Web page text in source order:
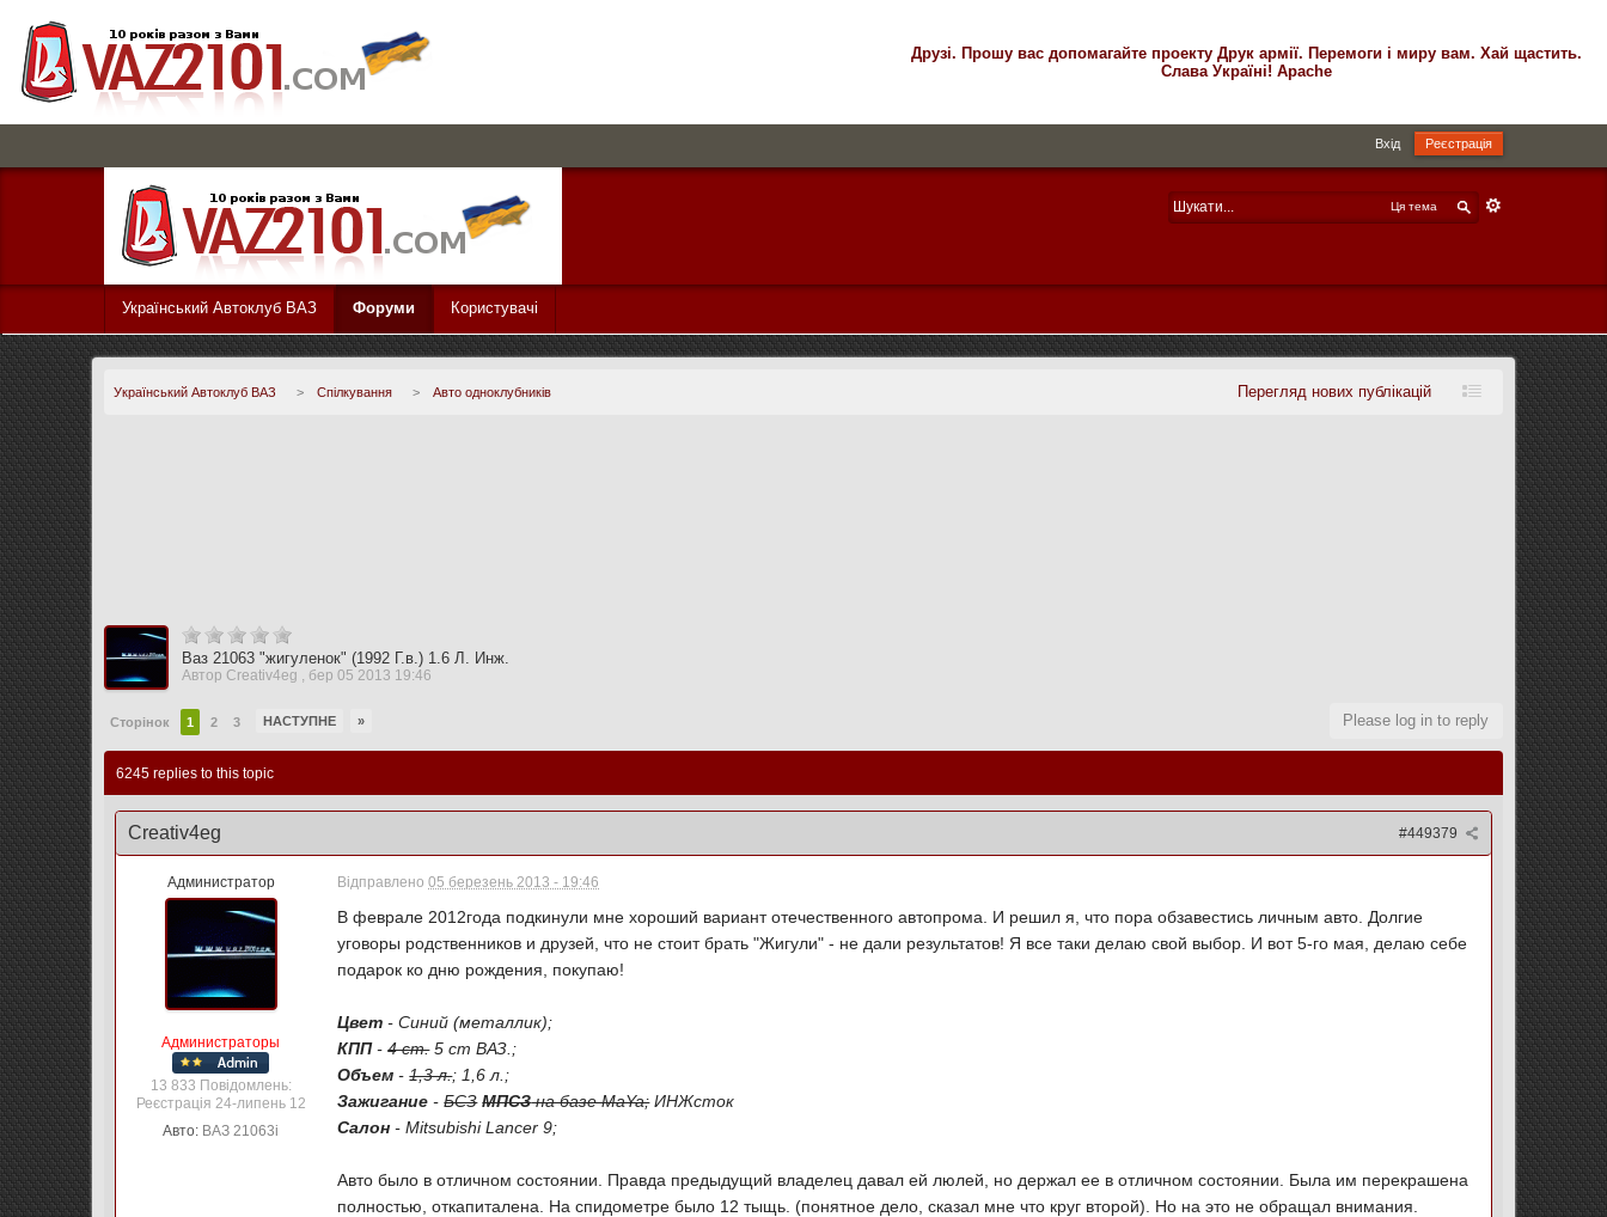
Друзі. Прошу вас допомагайте проекту Друк армії. Перемоги і миру вам. Хай щастить.
Слава Україні! Apache
Вхід Реєстрація
Ця тема
Український Автоклуб ВАЗ Форуми Користувачі
Український Автоклуб ВАЗ > Спілкування > Авто одноклубників Перегляд нових публікацій
Ваз 21063 "жигуленок" (1992 Г.в.) 1.6 Л. Инж.
АвторCreativ4eg , бер 05 2013 19:46
Сторінок 1 2 3 НАСТУПНЕ » Please log in to reply
6245 replies to this topic
#449379
Creativ4eg
Администратор
Администраторы
13 833 Повідомлень:
Реєстрація 24-липень 12
Авто: ВАЗ 21063i
Відправлено05 березень 2013 - 19:46
В феврале 2012года подкинули мне хороший вариант отечественного автопрома. И решил я, что пора обзавестись личным авто. Долгие
уговоры родственников и друзей, что не стоит брать "Жигули" - не дали результатов! Я все таки делаю свой выбор. И вот 5-го мая, делаю себе
подарок ко дню рождения, покупаю!
Цвет - Синий (металлик);
КПП-4 ст.5 ст ВАЗ.;
Объем -1,3 л.; 1,6 л.;
Зажигание-БСЗ МПСЗна базе MaYa;ИНЖсток
Салон - Mitsubishi Lancer 9;
Авто было в отличном состоянии. Правда предыдущий владелец давал ей люлей, но держал ее в отличном состоянии. Была им перекрашена
полностью, откапиталена. На спидометре было 12 тыщь. (понятное дело, сказал мне что круг второй). Но на это не обращал внимания.